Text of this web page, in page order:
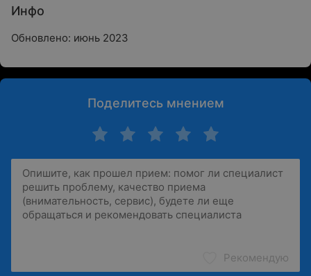
Инфо
Обновлено: июнь 2023
Поделитесь мнением
Рекомендую